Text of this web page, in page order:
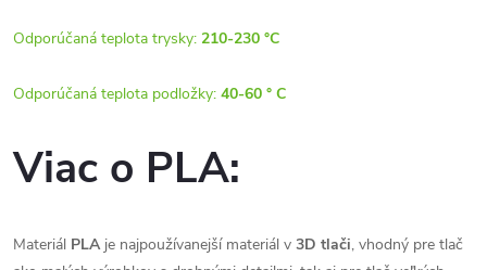
Odporúčaná teplota trysky: 210-230 °C
Odporúčaná teplota podložky: 40-60 ° C
Viac o PLA:
Materiál PLAje najpoužívanejší materiál v 3D tlači, vhodný pre tlač